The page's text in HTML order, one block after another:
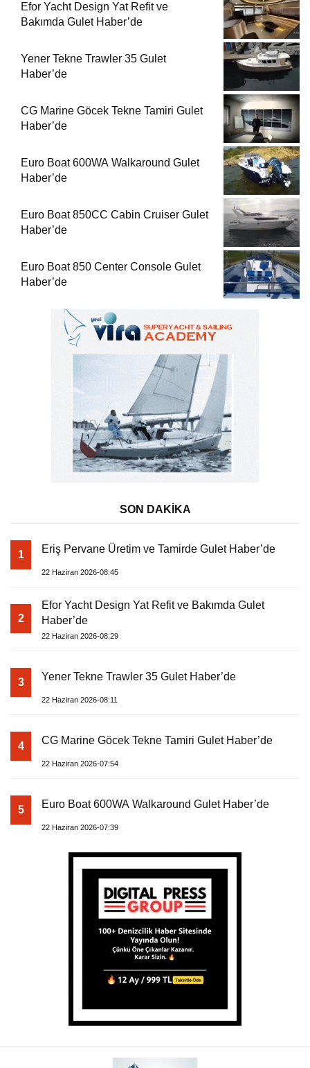
Efor Yacht Design Yat Refit ve
Bakımda Gulet Haber’de
Yener Tekne Trawler 35 Gulet
Haber’de
CG Marine Göcek Tekne Tamiri Gulet
Haber’de
Euro Boat 600WA Walkaround Gulet
Haber’de
Euro Boat 850CC Cabin Cruiser Gulet
Haber’de
Euro Boat 850 Center Console Gulet
Haber’de
SON DAKİKA
1 Eriş Pervane Üretim ve Tamirde Gulet Haber’de
22 Haziran 2026-08:45
2
Efor Yacht Design Yat Refit ve Bakımda Gulet
Haber’de
22 Haziran 2026-08:29
3 Yener Tekne Trawler 35 Gulet Haber’de
22 Haziran 2026-08:11
4 CG Marine Göcek Tekne Tamiri Gulet Haber’de
22 Haziran 2026-07:54
5 Euro Boat 600WA Walkaround Gulet Haber’de
22 Haziran 2026-07:39